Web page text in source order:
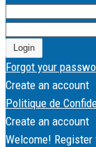
Forgot your
Create an account
Politique de
Create an account
Welcome!